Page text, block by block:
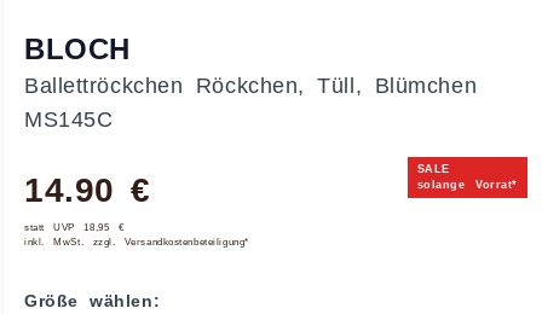
SALE
solange Vorrat*
BLOCH
Ballettröckchen Röckchen, Tüll, Blümchen
MS145C
14.90 €
statt UVP 18,95 €
inkl. MwSt. zzgl. Versandkostenbeteiligung*
Größe wählen: